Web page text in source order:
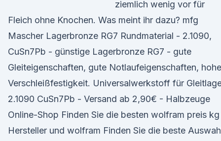
ziemlich wenig vor für
Fleich ohne Knochen. Was meint ihr dazu? mfg
Mascher Lagerbronze RG7 Rundmaterial - 2.1090,
CuSn7Pb - günstige Lagerbronze RG7 - gute
Gleiteigenschaften, gute Notlaufeigenschaften, hohe
Verschleißfestigkeit. Universalwerkstoff für
2.1090 CuSn7Pb - Versand ab 2,90€ - Halbzeuge
Online-Shop Finden Sie die besten wolfram preis kg
Hersteller und wolfram Finden Sie die beste